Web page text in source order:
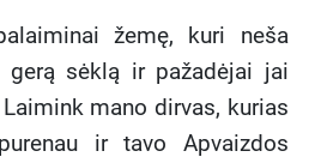
žemę, kuri neša
gerą sėklą ir pažadėjai jai
mano dirvas, kurias
ir tavo Apvaizdos